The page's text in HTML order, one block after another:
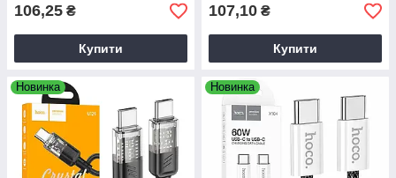
106,25 ₴
Купити
107,10 ₴
Купити
Новинка Новинка